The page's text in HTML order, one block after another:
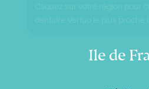
Cliquez sur votre région pour
dentaire Vertuo le plus proche
Ile de